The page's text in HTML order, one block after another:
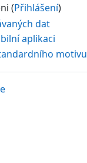
(Přihlášení)
dat
aplikaci
motivu